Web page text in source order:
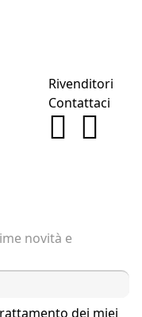
Rivenditori
Contattaci
novità e
dei miei